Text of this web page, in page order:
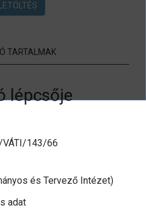
LETÖLTÉS
TARTALMAK
lépcsője
VÁTI/143/66
és Tervező Intézet)
adat